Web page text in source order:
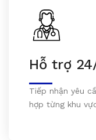
Hỗ trợ
Tiếp nhận yêu
hợp từng khu